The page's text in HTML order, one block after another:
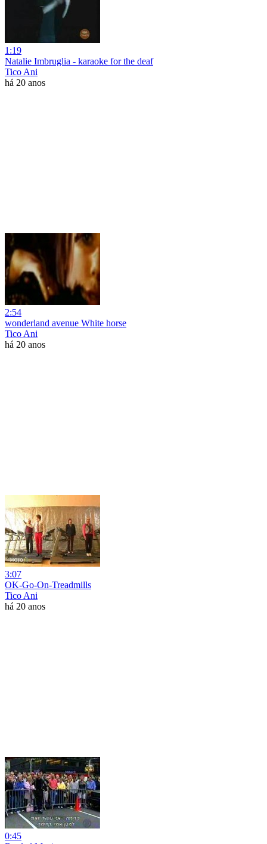
1:19
Natalie Imbruglia - karaoke for the deaf
Tico Ani
há 20 anos
2:54
wonderland avenue White horse
Tico Ani
há 20 anos
3:07
OK-Go-On-Treadmills
Tico Ani
há 20 anos
0:45